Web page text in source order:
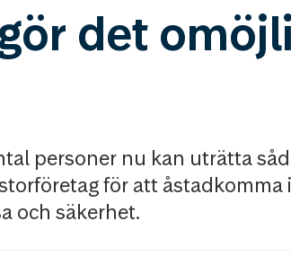
det
personer nu kan uträtta
för att åstadkomma
och säkerhet.